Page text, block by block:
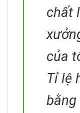
chất
của
Tỉ lệ
bằng